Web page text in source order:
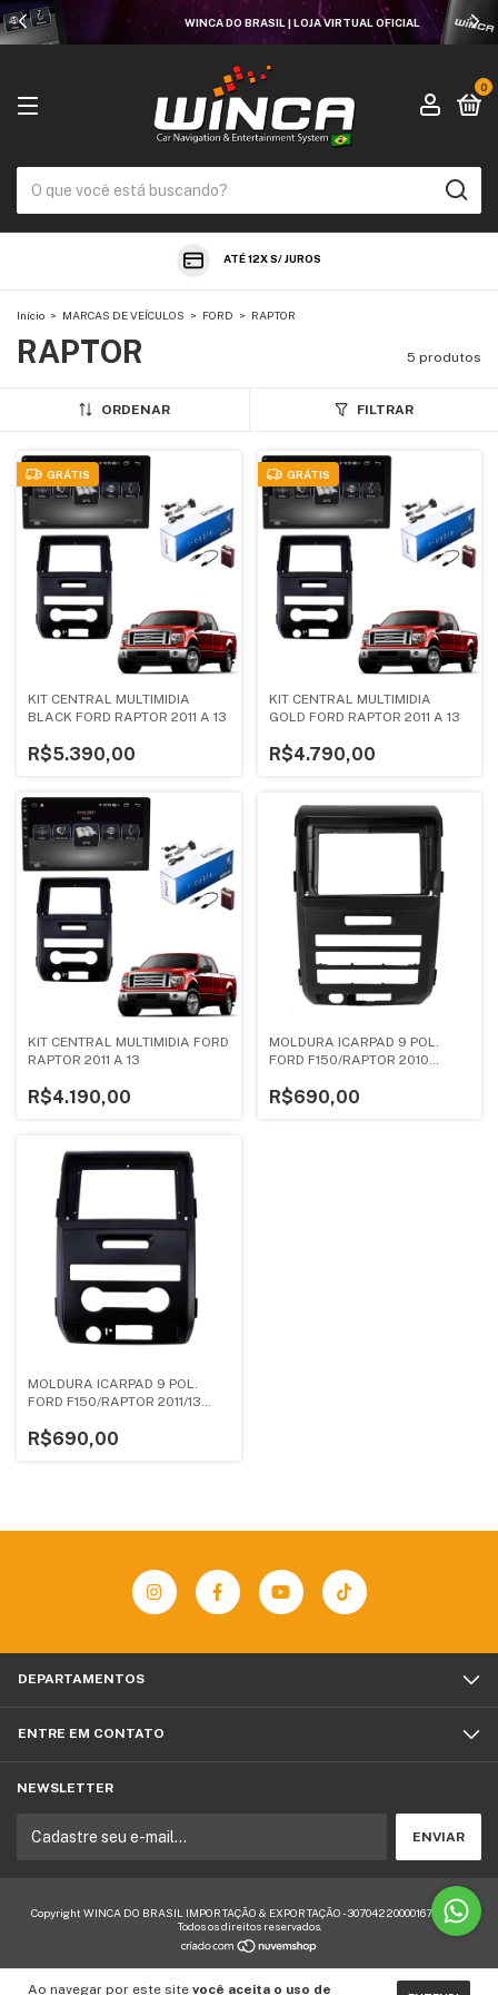
WINCA DO BRASIL | LOJA VIRTUAL OFICIAL
0
ATÉ 12X S/ JUROS
Ao navegar por este site você aceita o uso de
Início > MARCAS DE VEÍCULOS > FORD > RAPTOR
RAPTOR 5 produtos
ORDENAR FILTRAR
GRÁTIS
KIT CENTRAL MULTIMIDIA
BLACK FORD RAPTOR 2011 A 13
R$5.390,00
GRÁTIS
KIT CENTRAL MULTIMIDIA
GOLD FORD RAPTOR 2011 A 13
R$4.790,00
KIT CENTRAL MULTIMIDIA FORD
RAPTOR 2011 A 13
R$4.190,00
MOLDURA ICARPAD 9 POL.
FORD F150/RAPTOR 2010
R$690,00
MOLDURA ICARPAD 9 POL.
FORD F150/RAPTOR 2011/13
R$690,00
DEPARTAMENTOS
ENTRE EM CONTATO
NEWSLETTER
Copyright WINCA DO BRASIL IMPORTAÇÃO & EXPORTAÇÃO - 30704220000167 - 2026.
Todos os direitos reservados.